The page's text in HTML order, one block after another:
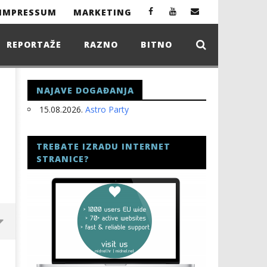
IMPRESSUM MARKETING
REPORTAŽE RAZNO BITNO
NAJAVE DOGAĐANJA
15.08.2026. Astro Party
TREBATE IZRADU INTERNET
STRANICE?